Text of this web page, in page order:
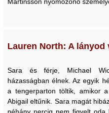
Martinsson nyomozónő
Lauren North: A lányod
Sara és férje, Michael
házasságban élnek. Az egyik
a tengerparton töltik, amikor
Abigail eltűnik. Sara magát
néhány percig nem figyelt oda